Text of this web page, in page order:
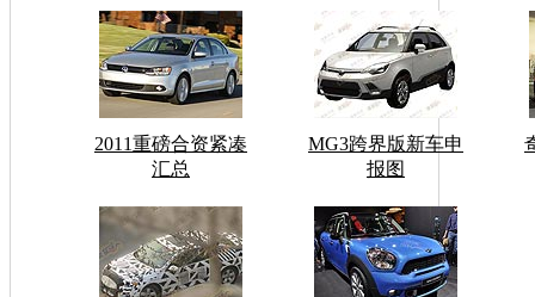
2011重磅合资紧凑
汇总
MG3跨界版新车申
报图